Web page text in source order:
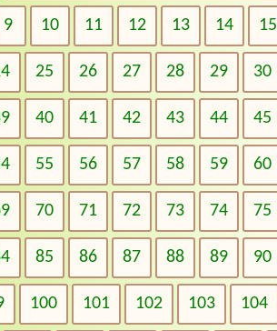
9 10 11 12 13 14 15
25 26 27 28 29 30
40 41 42 43 44 45
55 56 57 58 59 60
70 71 72 73 74 75
85 86 87 88 89 90
100 101 102 103 104